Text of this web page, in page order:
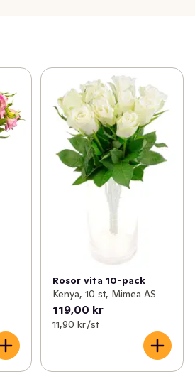
Rosor vita 10-pack
Kenya, 10 st, Mimea AS
119,00 kr
11,90 kr /st